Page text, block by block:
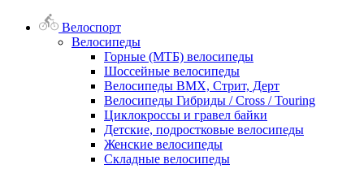
Велоспорт
Велосипеды
Горные (МТБ) велосипеды
Шоссейные велосипеды
Велосипеды BMX, Стрит, Дерт
Велосипеды Гибриды / Cross / Touring
Циклокроссы и гравел байки
Детские, подростковые велосипеды
Женские велосипеды
Складные велосипеды